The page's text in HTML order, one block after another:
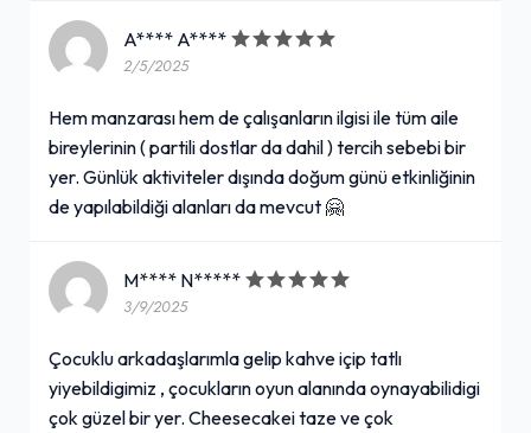
A**** A****
2/5/2025
Hem manzarası hem de çalışanların ilgisi ile tüm aile
bireylerinin ( partili dostlar da dahil ) tercih sebebi bir
yer. Günlük aktiviteler dışında doğum günü etkinliğinin
de yapılabildiği alanları da mevcut 🤗
M**** N*****
3/9/2025
Çocuklu arkadaşlarımla gelip kahve içip tatlı
yiyebildigimiz , çocukların oyun alanında oynayabilidigi
çok güzel bir yer. Cheesecakei taze ve çok